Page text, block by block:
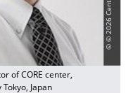
of CORE center,
Japan